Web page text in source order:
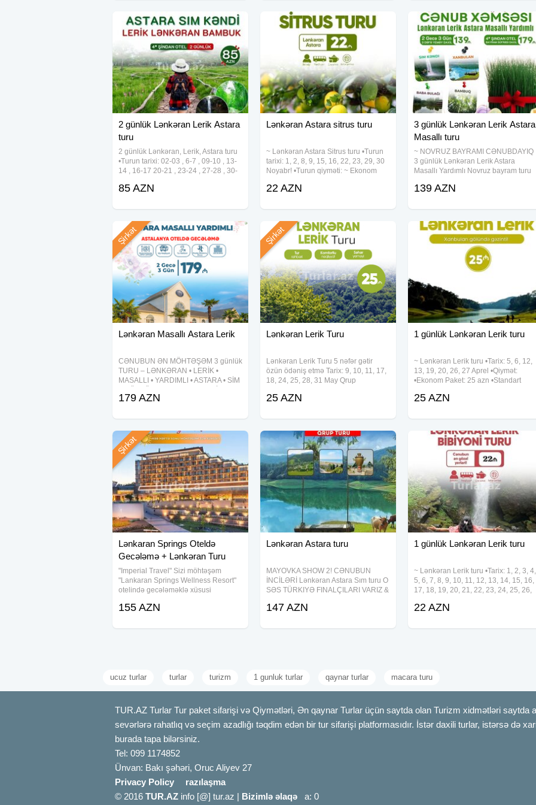
* Masallı İsti su
* Baba bulağı
✓Qeyd:
•Qiymət 2-3 nəfərlik otaqda 1 nəfər üçün nəzərdə tutulub.
•Tur müddətində nəqliyyatda spirtli içki istifadə etmək qəti
qadağandır.
götürməyiniz tövsiyə olunur.
qaytarılır !
2 günlük Lənkəran Lerik Astara
turu
2 günlük Lənkəran, Lerik, Astara turu
•Turun tarixi: 02-03 , 6-7 , 09-10 , 13-
14 , 16-17 20-21 , 23-24 , 27-28 , 30-
Mirvarim otel - 85 azn • 4* Şindan otel
85 AZN
Lənkəran Astara sitrus turu
~ Lənkəran Astara Sitrus turu •Turun
tarixi: 1, 2, 8, 9, 15, 16, 22, 23, 29, 30
Noyabr! •Turun qiyməti: ~ Ekonom
azn ✓Qiymətə daxildir: •Nəqliyyat
22 AZN
3 günlük Lənkəran Lerik Astara
Masallı turu
~ NOVRUZ BAYRAMI CƏNUBDAYIQ
3 günlük Lənkəran Lerik Astara
Masallı Yardımlı Novruz bayram turu
Mart •Turun qiyməti: ~ Standart paket:
azn ~
139 AZN
Lənkəran Masallı Astara Lerik
CƏNUBUN ƏN MÖHTƏŞƏM 3 günlük
TURU – LƏNKƏRAN • LERİK •
MASALLI • YARDIMLI • ASTARA • SİM
Qiymət: 179 AZN — Tarixlər: 5-6-7
avqust 26-27-28
Şirkət
179 AZN
Lənkəran Lerik Turu
Lənkəran Lerik Turu 5 nəfər gətir
özün ödəniş etmə Tarix: 9, 10, 11, 17,
18, 24, 25, 28, 31 May Qrup
Qiymət: •Ekonom Paket: 25 azn
Şirkət
25 AZN
1 günlük Lənkəran Lerik turu
~ Lənkəran Lerik turu •Tarix: 5, 6, 12,
13, 19, 20, 26, 27 Aprel •Qiymət:
•Ekonom Paket: 25 azn •Standart
•Nəqliyyat xidməti •Ekskursiyalar
•Çay
25 AZN
Lənkaran Springs Oteldə
Gecələmə + Lənkəran Turu
"Imperial Travel" Sizi möhtəşəm
"Lankaran Springs Wellness Resort"
otelində gecələməklə xüsusi
30 - 31 may, 06 - 07 iyun, Qiymət: 155
Şirkət
155 AZN
Lənkəran Astara turu
MAYOVKA SHOW 2! CƏNUBUN
İNCİLƏRİ Lənkəran Astara Sım turu O
SƏS TÜRKIYƏ FINALÇILARI VARIZ &
konsert) Tarix: 24-25 MAY ( 1 GECƏ 2
daxildir: Hotel Palıdlı
147 AZN
1 günlük Lənkəran Lerik turu
~ Lənkəran Lerik turu •Tarix: 1, 2, 3, 4,
5, 6, 7, 8, 9, 10, 11, 12, 13, 14, 15, 16,
17, 18, 19, 20, 21, 22, 23, 24, 25, 26,
•Ekonom Paket: 22 azn •Standart
22 AZN
ucuz turlar turlar turizm 1 gunluk turlar qaynar turlar macara turu
TUR.AZ Turlar Tur paket sifarişi və Qiymətləri, Ən qaynar Turlar üçün saytda olan Turizm xidmətləri saytda
sevərlərə rahatlıq və seçim azadlığı təqdim edən bir tur sifarişi platformasıdır. İstər daxili turlar, istərsə də
burada tapa bilərsiniz.
Tel: 099 1174852
Ünvan: Bakı şəhəri, Oruc Aliyev 27
Privacy Policy
razılaşma
© 2016 TUR.AZ info [@] tur.az | Bizimlə əlaqə a: 0